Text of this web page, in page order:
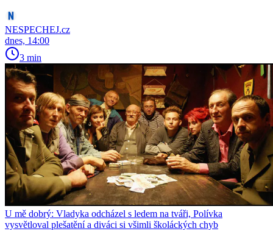
NESPECHEJ.cz
dnes, 14:00
3 min
U mě dobrý: Vladyka odcházel s ledem na tváři, Polívka
vysvětloval plešatění a diváci si všimli školáckých chyb